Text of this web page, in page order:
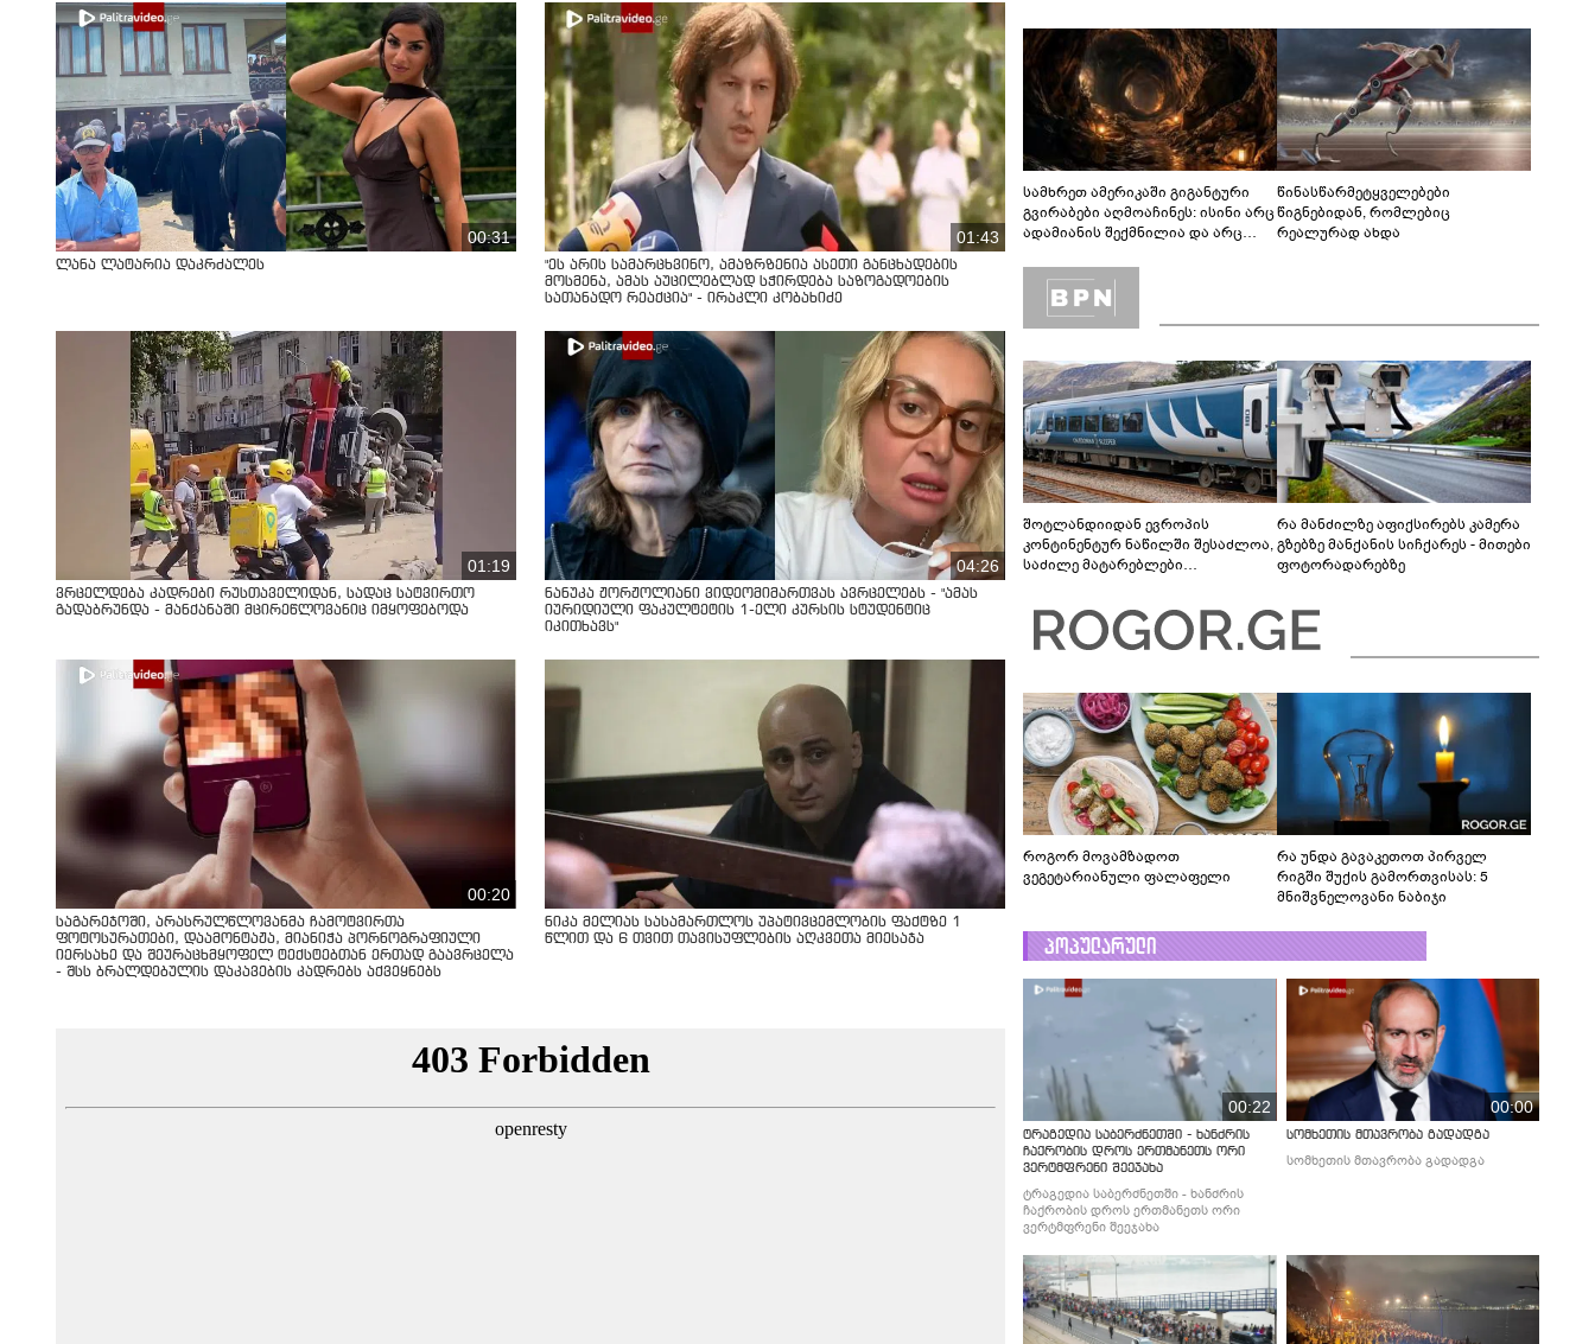
00:31
ლანა ლატარია დაკრძალეს
01:43
"ეს არის სამარცხვინო, ამაზრზენია ასეთი განცხადების
მოსმენა, ამას აუცილებლად სჭირდება საზოგადოების
სათანადო რეაქცია" - ირაკლი კობახიძე
01:19
ვრცელდება კადრები რუსთაველიდან, სადაც სატვირთო
გადაბრუნდა - მანქანაში მცირეწლოვანიც იმყოფებოდა
04:26
ნანუკა ჟორჟოლიანი ვიდეომიმართვას ავრცელებს - "ამას
იურიდიული ფაკულტეტის 1-ელი კურსის სტუდენტიც
იკითხავს"
00:20
საგარეჯოში, არასრულწლოვანმა ჩამოტვირთა
ფოტოსურათები, დაამონტაჟა, მიანიჭა პორნოგრაფიული
იერსახე და შეურაცხმყოფელ ტექსტებთან ერთად გაავრცელა
- შსს ბრალდებულის დაკავების კადრებს აქვეყნებს
ნიკა მელიას სასამართლოს უპატივცემლობის ფაქტზე 1
წლით და 6 თვით თავისუფლების აღკვეთა მიესაჯა
სამხრეთ ამერიკაში გიგანტური
გვირაბები აღმოაჩინეს: ისინი არც
ადამიანის შექმნილია და არც
ლაბირინთები?
წინასწარმეტყველებები
წიგნებიდან, რომლებიც
რეალურად ახდა
შოტლანდიიდან ევროპის
კონტინენტურ ნაწილში შესაძლოა,
საძილე მატარებლები
შემცირებაა
რა მანძილზე აფიქსირებს კამერა
გზებზე მანქანის სიჩქარეს - მითები
ფოტორადარებზე
როგორ მოვამზადოთ
ვეგეტარიანული ფალაფელი
რა უნდა გავაკეთოთ პირველ
რიგში შუქის გამორთვისას: 5
მნიშვნელოვანი ნაბიჯი
პოპულარული
00:22
ტრაგედია საბერძნეთში - ხანძრის
ჩაქრობის დროს ერთმანეთს ორი
ვერტმფრენი შეეჯახა
ტრაგედია საბერძნეთში - ხანძრის
ჩაქრობის დროს ერთმანეთს ორი
ვერტმფრენი შეეჯახა
00:00
სომხეთის მთავრობა გადადგა
სომხეთის მთავრობა გადადგა